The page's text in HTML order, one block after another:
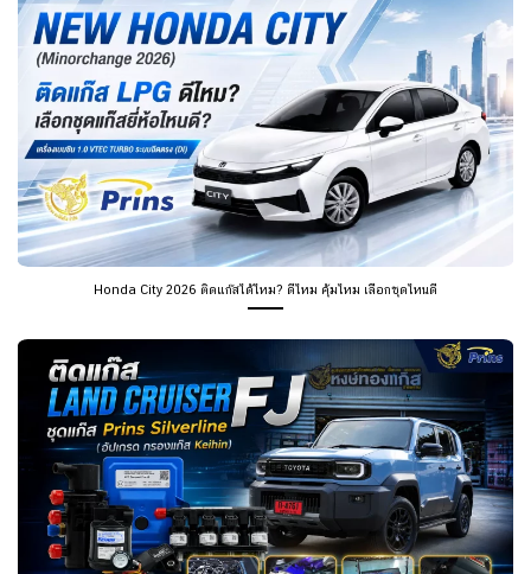
Honda City 2026 ติดแก๊สได้ไหม? ดีไหม คุ้มไหม เลือกชุดไหนดี